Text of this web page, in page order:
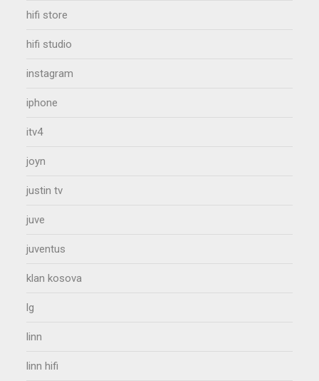
hifi store
hifi studio
instagram
iphone
itv4
joyn
justin tv
juve
juventus
klan kosova
lg
linn
linn hifi